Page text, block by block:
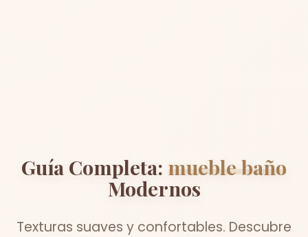
Guía Completa: mueble baño
Modernos
Texturas suaves y confortables. Descubre